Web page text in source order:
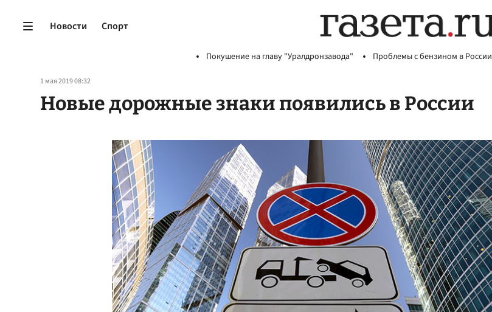
Новости Спорт
Покушение на главу "Уралдронзавода" Проблемы с бензином в России
1 мая 2019 08:32
Новые дорожные знаки появились в России